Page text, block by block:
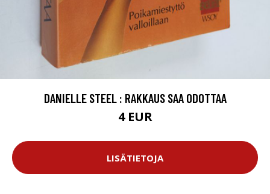
DANIELLE STEEL : RAKKAUS SAA ODOTTAA
4 EUR
LISÄTIETOJA